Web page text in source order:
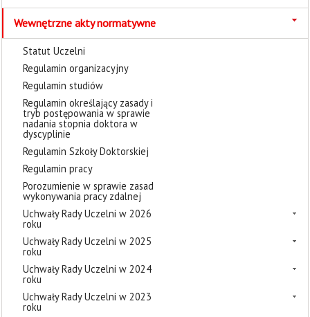
Wewnętrzne akty normatywne
Statut Uczelni
Regulamin organizacyjny
Regulamin studiów
Regulamin określający zasady i
tryb postępowania w sprawie
nadania stopnia doktora w
dyscyplinie
Regulamin Szkoły Doktorskiej
Regulamin pracy
Porozumienie w sprawie zasad
wykonywania pracy zdalnej
Uchwały Rady Uczelni w 2026
roku
Uchwały Rady Uczelni w 2025
roku
Uchwały Rady Uczelni w 2024
roku
Uchwały Rady Uczelni w 2023
roku